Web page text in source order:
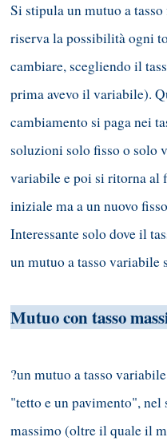
Si stipula un mutuo a
riserva la possibilità ogni
cambiare, scegliendo il
prima avevo il variabile).
cambiamento si paga nei
soluzioni solo fisso o solo
variabile e poi si ritorna al
iniziale ma a un nuovo
Interessante solo dove il
un mutuo a tasso variabile
Mutuo con tasso
?un mutuo a tasso
"tetto e un pavimento", nel
massimo (oltre il quale il